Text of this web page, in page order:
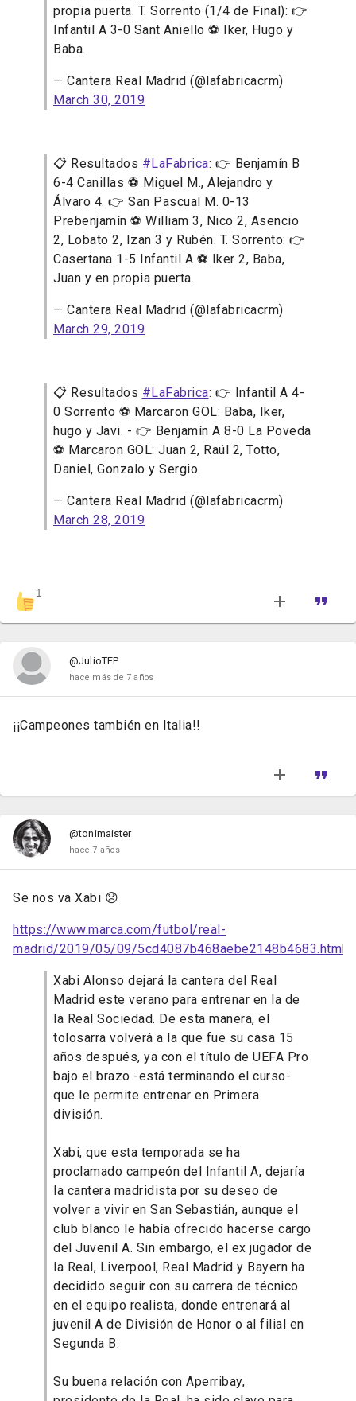
propia puerta. T. Sorrento (1/4 de Final): 👉
Infantil A 3-0 Sant Aniello ⚽ Iker, Hugo y
Baba.
— Cantera Real Madrid (@lafabricacrm)
March 30, 2019
📋 Resultados #LaFabrica: 👉 Benjamín B
6-4 Canillas ⚽ Miguel M., Alejandro y
Álvaro 4. 👉 San Pascual M. 0-13
Prebenjamín ⚽ William 3, Nico 2, Asencio
2, Lobato 2, Izan 3 y Rubén. T. Sorrento: 👉
Casertana 1-5 Infantil A ⚽ Iker 2, Baba,
Juan y en propia puerta.
— Cantera Real Madrid (@lafabricacrm)
March 29, 2019
📋 Resultados #LaFabrica: 👉 Infantil A 4-
0 Sorrento ⚽ Marcaron GOL: Baba, Iker,
hugo y Javi. - 👉 Benjamín A 8-0 La Poveda
⚽ Marcaron GOL: Juan 2, Raúl 2, Totto,
Daniel, Gonzalo y Sergio.
— Cantera Real Madrid (@lafabricacrm)
March 28, 2019
1
@JulioTFP
hace más de 7 años
¡¡Campeones también en Italia!!
@tonimaister
hace 7 años
Se nos va Xabi 😞
https://www.marca.com/futbol/real-
madrid/2019/05/09/5cd4087b468aebe2148b4683.html
Xabi Alonso dejará la cantera del Real
Madrid este verano para entrenar en la de
la Real Sociedad. De esta manera, el
tolosarra volverá a la que fue su casa 15
años después, ya con el título de UEFA Pro
bajo el brazo -está terminando el curso-
que le permite entrenar en Primera
división.
Xabi, que esta temporada se ha
proclamado campeón del Infantil A, dejaría
la cantera madridista por su deseo de
volver a vivir en San Sebastián, aunque el
club blanco le había ofrecido hacerse cargo
del Juvenil A. Sin embargo, el ex jugador de
la Real, Liverpool, Real Madrid y Bayern ha
decidido seguir con su carrera de técnico
en el equipo realista, donde entrenará al
juvenil A de División de Honor o al filial en
Segunda B.
Su buena relación con Aperribay,